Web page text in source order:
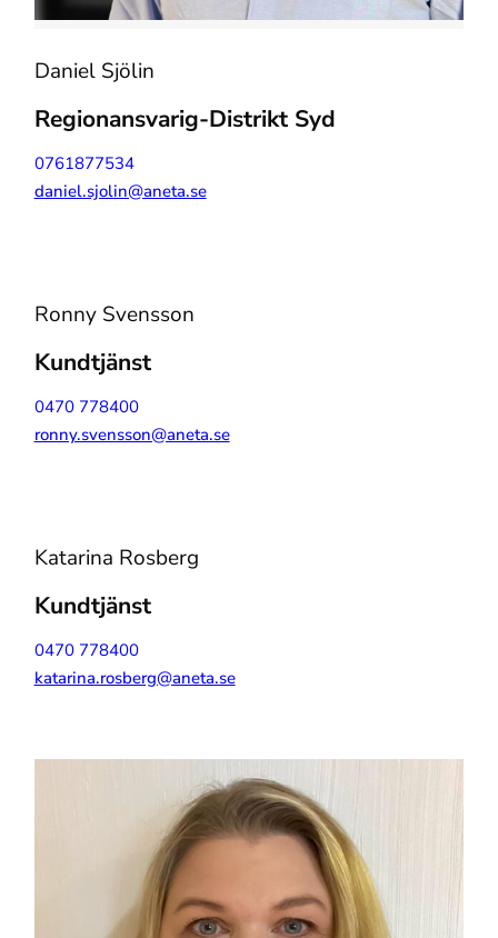
Daniel Sjölin
Regionansvarig-Distrikt Syd
0761877534
daniel.sjolin@aneta.se
Ronny Svensson
Kundtjänst
0470 778400
ronny.svensson@aneta.se
Katarina Rosberg
Kundtjänst
0470 778400
katarina.rosberg@aneta.se